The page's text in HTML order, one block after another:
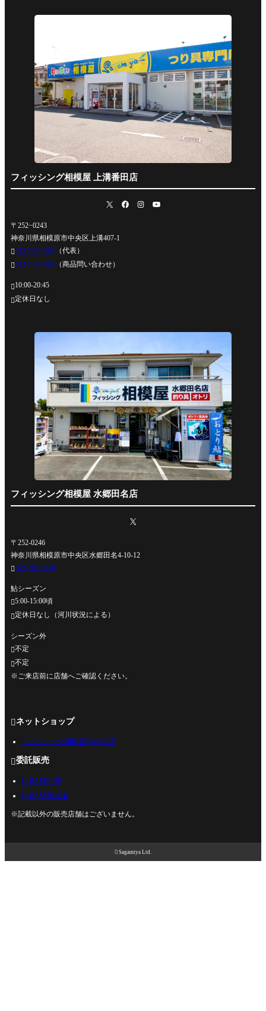
フィッシング相模屋 上溝番田店
〒252−0243
神奈川県相模原市中央区上溝407-1
042-778-4991
（代表）
042-778-4995 （商品問い合わせ）
10:00-20:45
定休日なし
フィッシング相模屋 水郷田名店
〒252-0246
神奈川県相模原市中央区水郷田名4-10-12
042-762-0330
鮎シーズン
5:00-15:00頃
定休日なし（河川状況による）
シーズン外
不定
不定
※ご来店前に店舗へご確認ください。
ネットショップ
フィッシング相模屋 Yahoo!店
委託販売
U-BASE相模
U-BASE海老名
※記載以外の販売店舗はございません。
 Sagamiya Ltd.